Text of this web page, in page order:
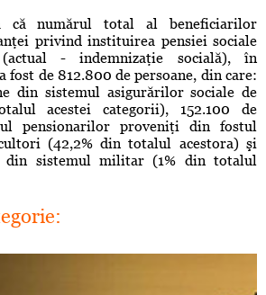
că numărul total al beneficiarilor
privind instituirea pensiei sociale
- indemnizaţie socială), în
de 812.800 de persoane, din care:
din sistemul asigurărilor sociale de
acestei categorii), 152.100 de
pensionarilor proveniţi din fostul
(42,2% din totalul acestora) şi
din sistemul militar (1% din totalul